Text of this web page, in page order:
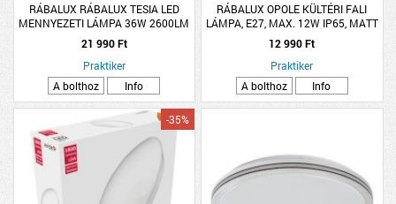
RÁBALUX RÁBALUX TESIA LED
MENNYEZETI LÁMPA 36W 2600LM
3000K IP20 40CM MATT FEKETE
21 990 Ft
Praktiker
A bolthoz
Info
RÁBALUX OPOLE KÜLTÉRI FALI
LÁMPA, E27, MAX. 12W IP65, MATT
FEKETE, 13X32CM
12 990 Ft
Praktiker
A bolthoz
Info
-35%